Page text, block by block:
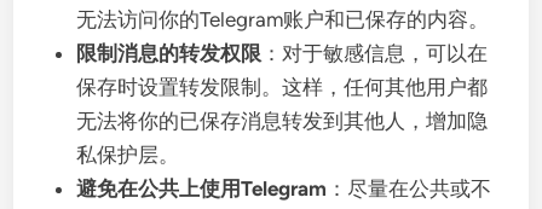
无法访问你的Telegram账户和已保存的内容。
限制消息的转发权限 ：对于敏感信息，可以在
保存时设置转发限制。这样，任何其他用户都
无法将你的已保存消息转发到其他人，增加隐
私保护层。
避免在公共上使用Telegram ：尽量在公共或不